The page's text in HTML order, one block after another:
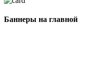
Баннеры на главной